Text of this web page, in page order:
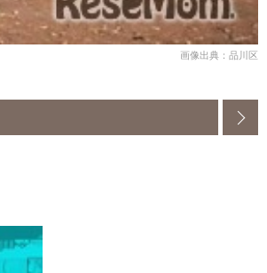
画像出典：品川区